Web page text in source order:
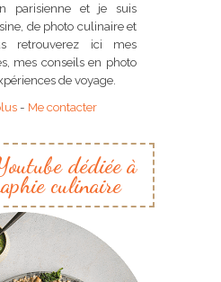
parisienne et je suis
de photo culinaire et
retrouverez ici mes
mes conseils en photo
de voyage.
- Me contacter
dédiée à
culinaire